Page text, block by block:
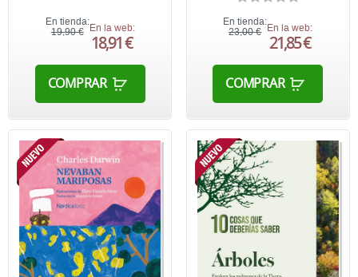
En tienda:
19,90 € En la web:
18,91 €
COMPRAR
En tienda:
23,00 €
En la web:
21,85 €
COMPRAR